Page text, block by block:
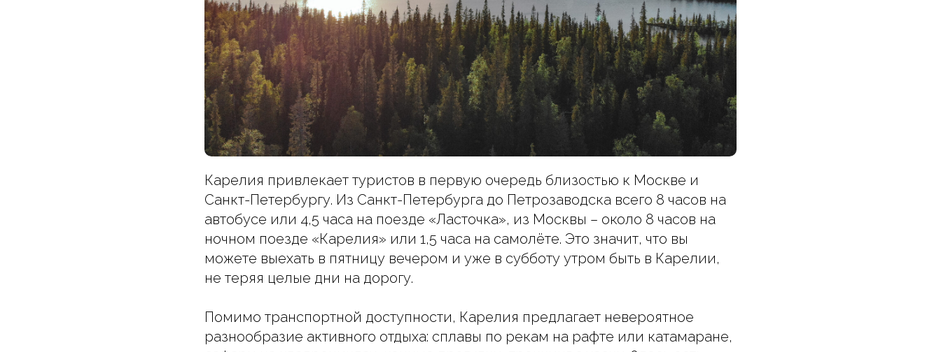
Карелия привлекает туристов в первую очередь близостью к Москве и
Санкт-Петербургу. Из Санкт-Петербурга до Петрозаводска всего 8 часов на
автобусе или 4,5 часа на поезде «Ласточка», из Москвы – около 8 часов на
ночном поезде «Карелия» или 1,5 часа на самолёте. Это значит, что вы
можете выехать в пятницу вечером и уже в субботу утром быть в Карелии,
не теряя целые дни на дорогу.
Помимо транспортной доступности, Карелия предлагает невероятное
разнообразие активного отдыха: сплавы по рекам на рафте или катамаране,